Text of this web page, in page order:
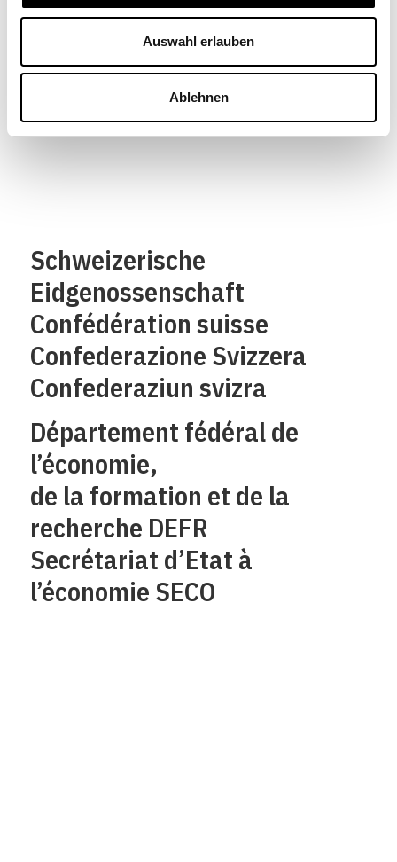
Auswahl erlauben
Ablehnen
Directeur d’Egger, Dreher & Partner, Berne
Schweizerische
Eidgenossenschaft
Confédération suisse
Confederazione Svizzera
Confederaziun svizra
Département fédéral de
l’économie,
de la formation et de la
recherche DEFR
Secrétariat d’Etat à
l’économie SECO